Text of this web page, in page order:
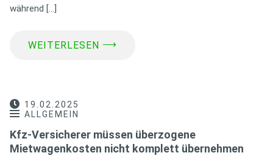
während […]
WEITERLESEN ⟶
19.02.2025
ALLGEMEIN
Kfz-Versicherer müssen überzogene
Mietwagenkosten nicht komplett übernehmen